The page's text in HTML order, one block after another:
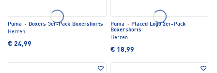
Puma · Boxers 3er-Pack Boxershorts
Herren
€ 24,99
Puma · Placed Logo 2er-Pack
Boxershorts
Herren
€ 18,99